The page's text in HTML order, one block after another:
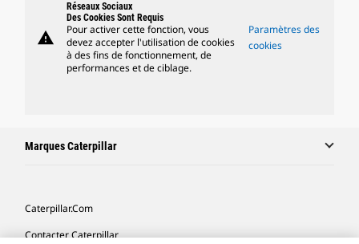
warning
Réseaux Sociaux
Des Cookies Sont Requis
Pour activer cette fonction, vous
devez accepter l'utilisation de cookies
à des fins de fonctionnement, de
performances et de ciblage.
Paramètres des
cookies
Marques Caterpillar
Caterpillar.com
Contacter Caterpillar